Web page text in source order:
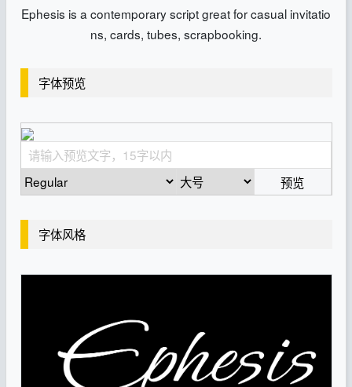
Ephesis is a contemporary script great for casual invitatio
ns, cards, tubes, scrapbooking.
字体预览
预览
字体风格